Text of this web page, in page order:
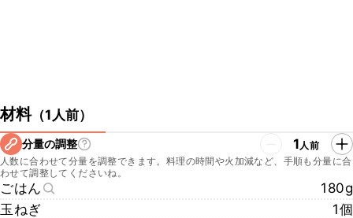
材料（1人前）
分量の調整 1人前
人数に合わせて分量を調整できます。料理の時間や火加減など、手順も分量に合
わせて調整してくださいね。
ごはん
180g
玉ねぎ
1個